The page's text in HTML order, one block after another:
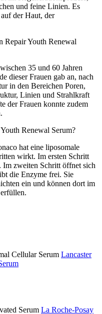
und feine Linien. Es
der Haut, der
Repair Youth Renewal
35 und 60 Jahren
dieser Frauen gab an, nach
in den Bereichen Poren,
Linien und Strahlkraft
der Frauen konnte zudem
Renewal Serum?
hat eine liposomale
wirkt. Im ersten Schritt
Im zweiten Schritt öffnet sich
die Enzyme frei. Sie
ein und können dort im
Lancaster
La Roche-Posay